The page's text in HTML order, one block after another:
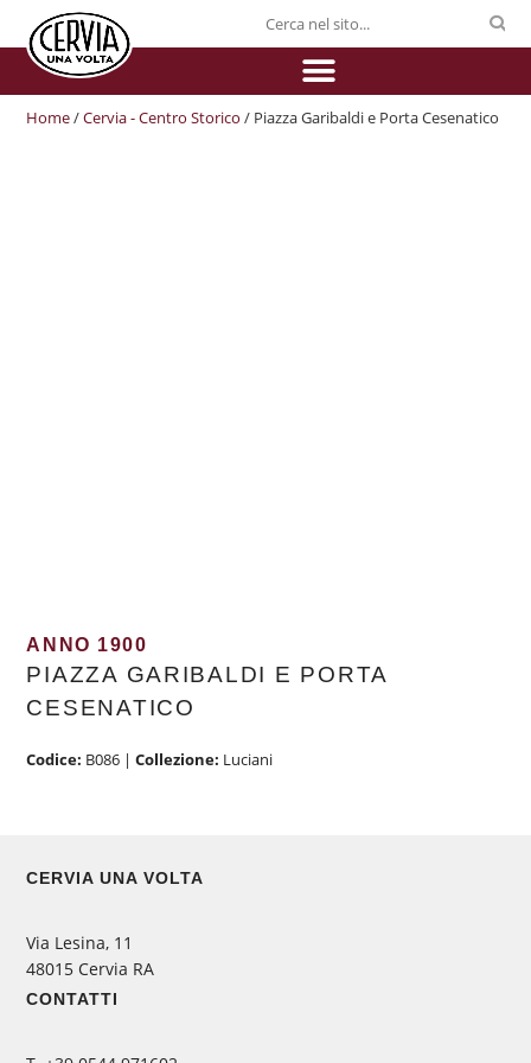
Home/Cervia - Centro Storico / Piazza Garibaldi e Porta Cesenatico
ANNO 1900
PIAZZA GARIBALDI E PORTA
CESENATICO
Codice: B086 |Collezione: Luciani
CERVIA UNA VOLTA
Via Lesina, 11
48015 Cervia RA
CONTATTI